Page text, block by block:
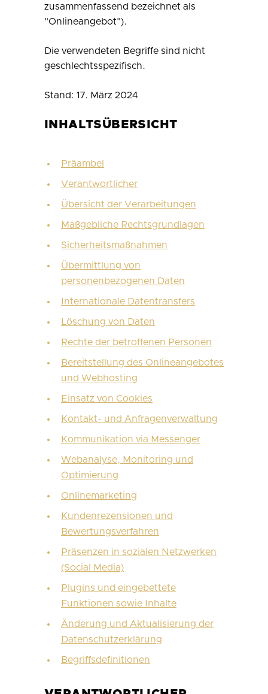
zusammenfassend bezeichnet als
"Onlineangebot").
Die verwendeten Begriffe sind nicht
geschlechtsspezifisch.
Stand: 17. März 2024
INHALTSÜBERSICHT
Präambel
Verantwortlicher
Übersicht der Verarbeitungen
Maßgebliche Rechtsgrundlagen
Sicherheitsmaßnahmen
Übermittlung von
personenbezogenen Daten
Internationale Datentransfers
Löschung von Daten
Rechte der betroffenen Personen
Bereitstellung des Onlineangebotes
und Webhosting
Einsatz von Cookies
Kontakt- und Anfragenverwaltung
Kommunikation via Messenger
Webanalyse, Monitoring und
Optimierung
Onlinemarketing
Kundenrezensionen und
Bewertungsverfahren
Präsenzen in sozialen Netzwerken
(Social Media)
Plugins und eingebettete
Funktionen sowie Inhalte
Änderung und Aktualisierung der
Datenschutzerklärung
Begriffsdefinitionen